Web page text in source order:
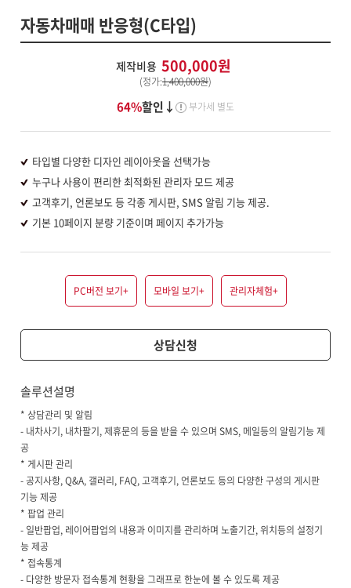
자동차매매 반응형(C타입)
제작비용 500,000원
(정가:1,400,000원)
64%할인↓ 부가세 별도
타입별 다양한 디자인 레이아웃을 선택가능
누구나 사용이 편리한 최적화된 관리자 모드 제공
고객후기, 언론보도 등 각종 게시판, SMS 알림 기능 제공.
기본 10페이지 분량 기준이며 페이지 추가가능
PC버전 보기+ 모바일 보기+ 관리자체험+
상담신청
솔루션설명
* 상담관리 및 알림
- 내차사기, 내차팔기, 제휴문의 등을 받을 수 있으며 SMS, 메일등의 알림기능 제
공
* 게시판 관리
- 공지사항, Q&A, 갤러리, FAQ, 고객후기, 언론보도 등의 다양한 구성의 게시판
기능 제공
* 팝업 관리
- 일반팝업, 레이어팝업의 내용과 이미지를 관리하며 노출기간, 위치등의 설정기
능 제공
* 접속통계
- 다양한 방문자 접속통계 현황을 그래프로 한눈에 볼 수 있도록 제공